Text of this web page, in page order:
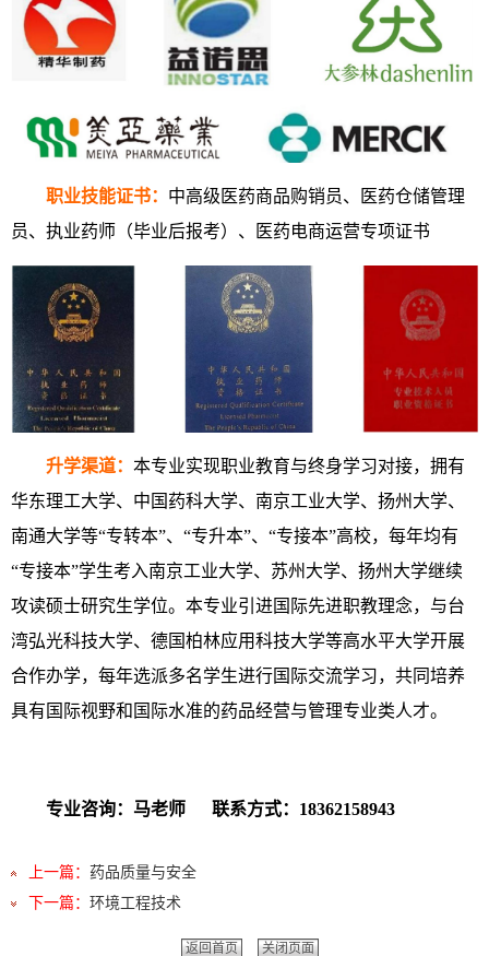
职业技能证书： 中高级医药商品购销员、医药仓储管理
员、执业药师（毕业后报考）、医药电商运营专项证书
升学渠道： 本专业实现职业教育与终身学习对接，拥有
华东理工大学、中国药科大学、南京工业大学、扬州大学、
南通大学等“专转本”、“专升本”、“专接本”高校，每年均有
“专接本”学生考入南京工业大学、苏州大学、扬州大学继续
攻读硕士研究生学位。本专业引进国际先进职教理念，与台
湾弘光科技大学、德国柏林应用科技大学等高水平大学开展
合作办学，每年选派多名学生进行国际交流学习，共同培养
具有国际视野和国际水准的药品经营与管理专业类人才。
专业咨询：马老师 联系方式：18362158943
上一篇： 药品质量与安全
下一篇： 环境工程技术
返回首页 关闭页面